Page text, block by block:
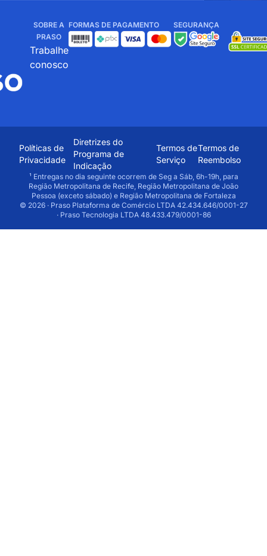
SOBRE A
PRASO
Trabalhe
conosco
FORMAS DE PAGAMENTO SEGURANÇA
Políticas de
Privacidade
Diretrizes do
Programa de
Indicação
Termos de
Serviço
Termos de
Reembolso
¹ Entregas no dia seguinte ocorrem de Seg a Sáb, 6h-19h, para
Região Metropolitana de Recife, Região Metropolitana de João
Pessoa (exceto sábado) e Região Metropolitana de Fortaleza
© 2026 · Praso Plataforma de Comércio LTDA 42.434.646/0001-27
· Praso Tecnologia LTDA 48.433.479/0001-86